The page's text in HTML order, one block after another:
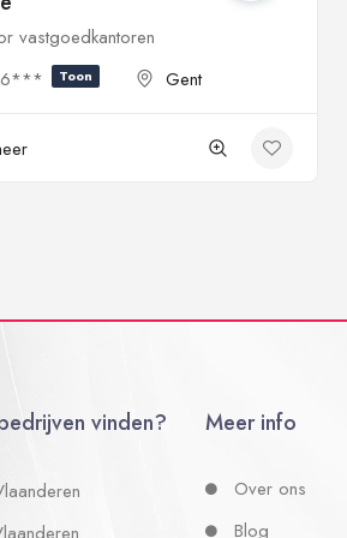
vastgoedkantoren
Toon Gent
vinden? Meer info
Over ons
Blog